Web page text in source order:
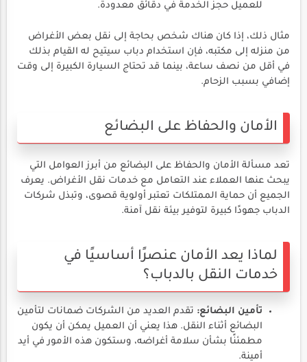
للعميل حجز الخدمة في دقائق معدودة.
مثال ذلك، إذا كان هناك شخص بحاجة إلى نقل بعض الأغراض
من منزله إلى مكتبه، فإن استخدام دباب سيتيح له القيام بذلك
في أقل من نصف ساعة، بينما قد تحتاج السيارة الكبيرة إلى وقت
إضافي بسبب الزحام.
الأمان والحفاظ على البضائع
تعد مسألة الأمان والحفاظ على البضائع من أبرز العوامل التي
يبحث عنها العملاء عند التعامل مع خدمات نقل الأغراض. يعرف
الجميع أن حماية الممتلكات تعتبر أولوية قصوى، وتبذل شركات
الدباب جهودًا كبيرة لتوفير بيئة نقل آمنة.
لماذا يعد الأمان عنصرًا أساسيًا في
خدمات النقل بالدباب؟
تأمين البضائع: تقدم العديد من الشركات ضمانات لتأمين
البضائع أثناء النقل. هذا يعني أن العميل يمكن أن يكون
مطمئنًا بشأن سلامة أغراضه، وستكون هذه الأمور في أيد
أمينة.